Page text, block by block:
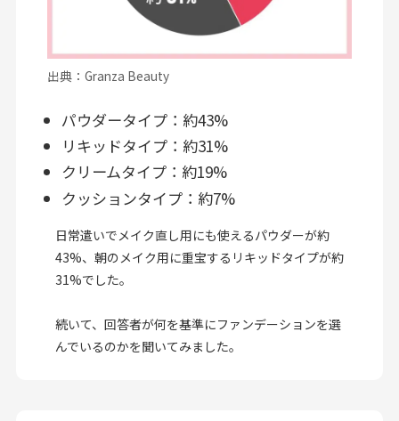
出典：Granza Beauty
パウダータイプ：約43%
リキッドタイプ：約31%
クリームタイプ：約19%
クッションタイプ：約7%
日常遣いでメイク直し用にも使えるパウダーが約
43%、朝のメイク用に重宝するリキッドタイプが約
31%でした。
続いて、回答者が何を基準にファンデーションを選
んでいるのかを聞いてみました。